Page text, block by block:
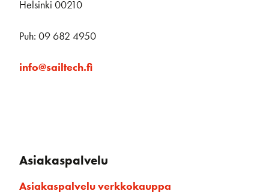
Helsinki 00210
Puh: 09 682 4950
info@sailtech.fi
Asiakaspalvelu
Asiakaspalvelu verkkokauppa